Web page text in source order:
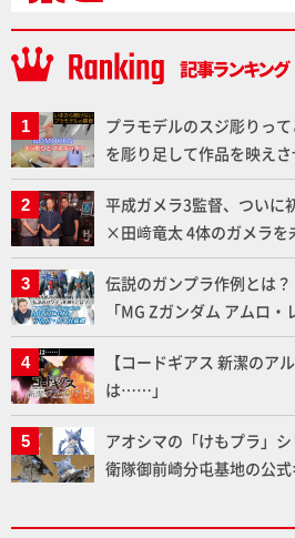
プラモデルのスジ彫りっ
を彫り足して作品を映え
いプラモデルの基礎：ス
平成ガメラ3監督、つい
×田﨑竜太 4体のガメラを
メラ永久保存化プロジェ
伝説のガンプラ作例とは
「MG Zガンダム アムロ
ふたたび塗る!!【試し読み
【コードギアス 新潔のア
は……」
アオシマの「けもプラ」
衛隊御前崎分屯基地の公
通常版の2ラインで発売！